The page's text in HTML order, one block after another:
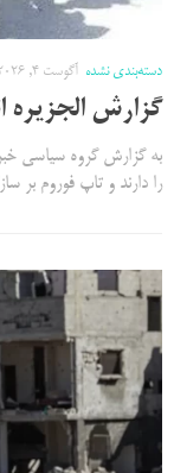
دسته‌بندی نشده آگوست 4, 2026
گزارش الجزیره
به گزارش گروه سیاسی
را دارند و تاپ فوروم بر